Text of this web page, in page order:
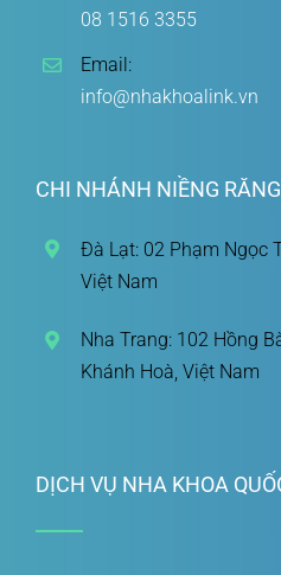
08 1516 3355
Email:
info@nhakhoalink.vn
CHI NHÁNH NIỀNG
Đà Lạt: 02 Phạm Ngọc
Việt Nam
Nha Trang: 102 Hồng
Khánh Hoà, Việt Nam
DỊCH VỤ NHA KHOA